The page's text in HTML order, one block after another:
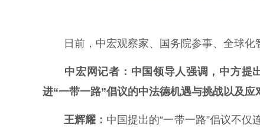
日前，中宏观察家、国务院参事、全球化
中宏网记者：中国领导人强调，中方提
进“一带一路”倡议的中法德机遇与挑战以及应
王辉耀： 中国提出的“一带一路”倡议不